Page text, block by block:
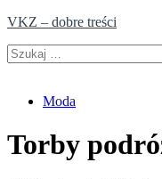
Skip
content
VKZ – dobre treści
Szukaj:
Moda
Torby